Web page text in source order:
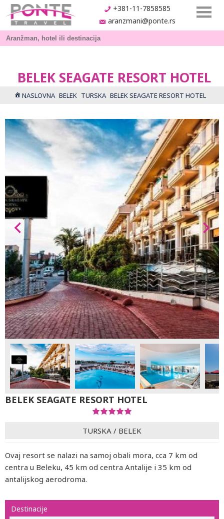
+381-11-7858585
aranzmani@ponte.rs
BELEK SEAGATE RESORT HOTEL
NASLOVNA BELEK TURSKA BELEK SEAGATE RESORT HOTEL
BELEK SEAGATE RESORT HOTEL
TURSKA / BELEK
Ovaj resort se nalazi na samoj obali mora, cca 7 km od
centra u Beleku, 45 km od centra Antalije i 35 km od
antalijskog aerodroma.
Destinacije